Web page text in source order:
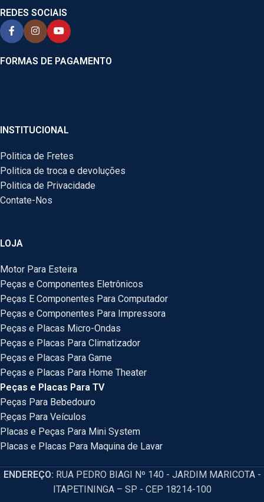
REDES SOCIAIS
FORMAS DE PAGAMENTO
INSTITUCIONAL
Politica de Fretes
Politica de troca e devoluções
Politica de Privacidade
Contate-Nos
LOJA
Motor Para Esteira
Peças e Componentes Eletrônicos
Peças E Componentes Para Computador
Peças e Componentes Para Impressora
Peças e Placas Micro-Ondas
Peças e Placas Para Climatizador
Peças e Placas Para Game
Peças e Placas Para Home Theater
Peças e Placas Para TV
Peças Para Bebedouro
Peças Para Veículos
Placas e Peças Para Mini System
Placas e Placas Para Maquina de Lavar
ENDEREÇO: RUA PEDRO BIAGI Nº 140 - JARDIM MARICOTA -
ITAPETININGA – SP - CEP 18214-100